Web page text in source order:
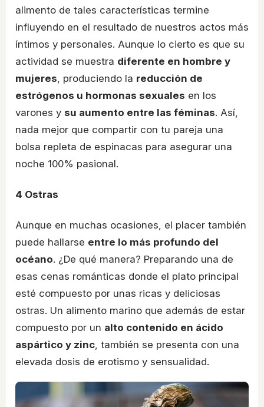
alimento de tales características termine
influyendo en el resultado de nuestros actos más
íntimos y personales. Aunque lo cierto es que su
actividad se muestra diferente en hombre y
mujeres, produciendo la reducción de
estrógenos u hormonas sexuales en los
varones y su aumento entre las féminas. Así,
nada mejor que compartir con tu pareja una
bolsa repleta de espinacas para asegurar una
noche 100% pasional.
4 Ostras
Aunque en muchas ocasiones, el placer también
puede hallarse entre lo más profundo del
océano. ¿De qué manera? Preparando una de
esas cenas románticas donde el plato principal
esté compuesto por unas ricas y deliciosas
ostras. Un alimento marino que además de estar
compuesto por un alto contenido en ácido
aspártico y zinc , también se presenta con una
elevada dosis de erotismo y sensualidad.